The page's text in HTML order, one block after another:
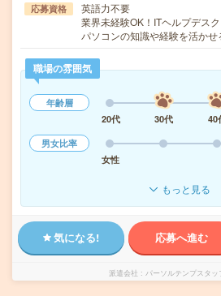
応募資格
英語力不要
業界未経験OK！ITヘルプデス
パソコンの知識や経験を活か
職場の雰囲気
年齢層
20代
30代 40
男女比率
女性
もっと見る
気になる! 応募へ進む
派遣会社 パーソルテンプスタッ